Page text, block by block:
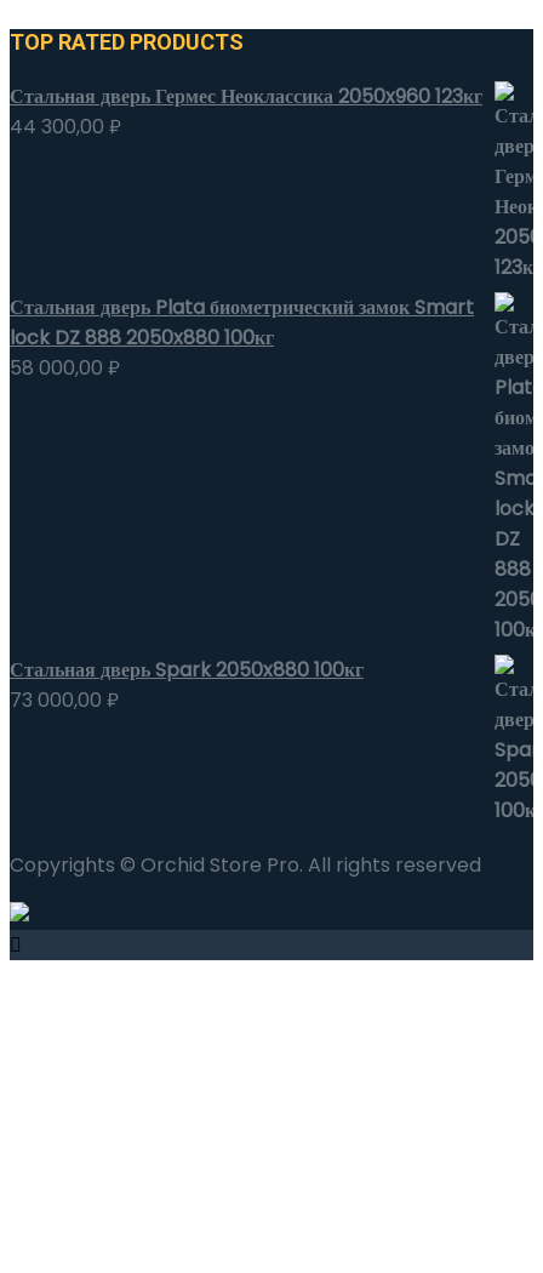
TOP RATED PRODUCTS
Стальная дверь Гермес Неоклассика 2050x960 123кг
44 300,00 ₽
Стальная дверь Plata биометрический замок Smart
lock DZ 888 2050x880 100кг
58 000,00 ₽
Стальная дверь Spark 2050x880 100кг
73 000,00 ₽
Copyrights © Orchid Store Pro. All rights reserved